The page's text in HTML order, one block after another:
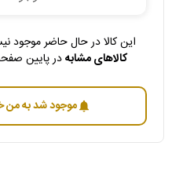
این کالا در حال حاضر موجود
کالاهای مشابهدر پایین
notificationsموجود شد به من